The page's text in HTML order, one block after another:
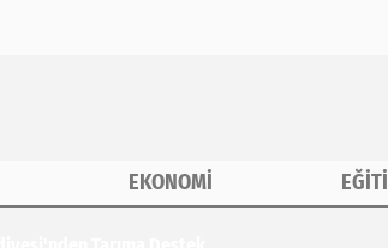
EKONOMİ